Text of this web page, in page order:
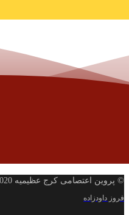
© پروین اعتصامی کرج عظیمیه 2020 | طراحی توسط:
فروز داودزاده